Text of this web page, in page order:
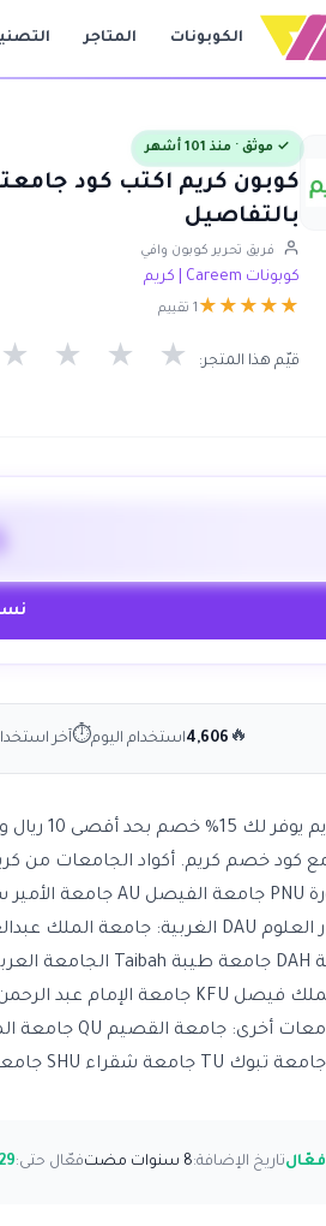
الكوبونات المتاجر
✓ موثق · منذ 101 أشهر
بالتفاصيل
فريق تحرير كوبون وافي
كوبونات Careem | كريم
★
★
★
★
★ 1 تقييم
قيّم هذا المتجر: ★ ★ ★ ★
🔥
4,606استخدام اليوم⏱آخر
كوبون
فعّالتاريخ الإضافة:8 سنوات مضت فعّال حتى: